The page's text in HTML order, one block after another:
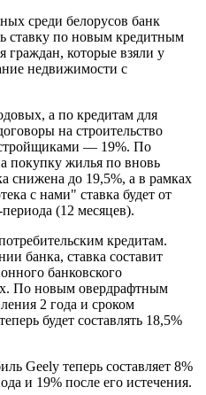
среди белорусов банк
ставку по новым кредитным
граждан, которые взяли у
недвижимости с
а по кредитам для
на строительство
— 19%. По
покупку жилья по вновь
снижена до 19,5%, а в рамках
с нами" ставка будет от
(12 месяцев).
кредитам.
банка, ставка составит
банковского
По новым овердрафтным
2 года и сроком
будет составлять 18,5%
Geely теперь составляет 8%
и 19% после его истечения.